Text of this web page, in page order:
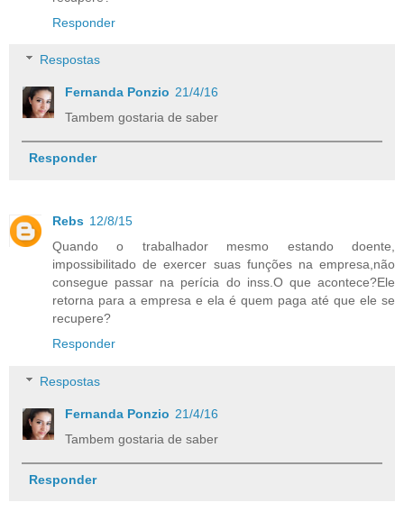
Responder
Respostas
Fernanda Ponzio 21/4/16
Tambem gostaria de saber
Responder
Rebs 12/8/15
Quando o trabalhador mesmo estando doente,
impossibilitado de exercer suas funções na empresa,não
consegue passar na perícia do inss.O que acontece?Ele
retorna para a empresa e ela é quem paga até que ele se
recupere?
Responder
Respostas
Fernanda Ponzio 21/4/16
Tambem gostaria de saber
Responder